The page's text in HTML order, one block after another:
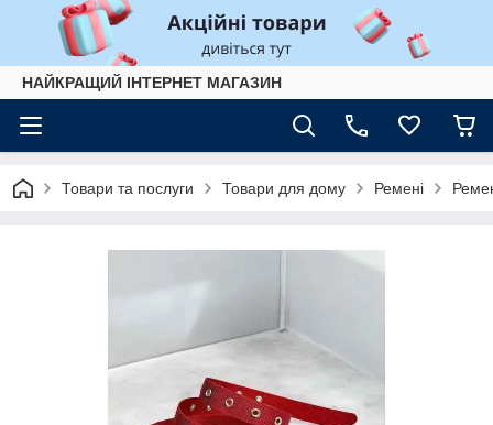
НАЙКРАЩИЙ ІНТЕРНЕТ МАГАЗИН
Товари та послуги Товари для дому Ремені